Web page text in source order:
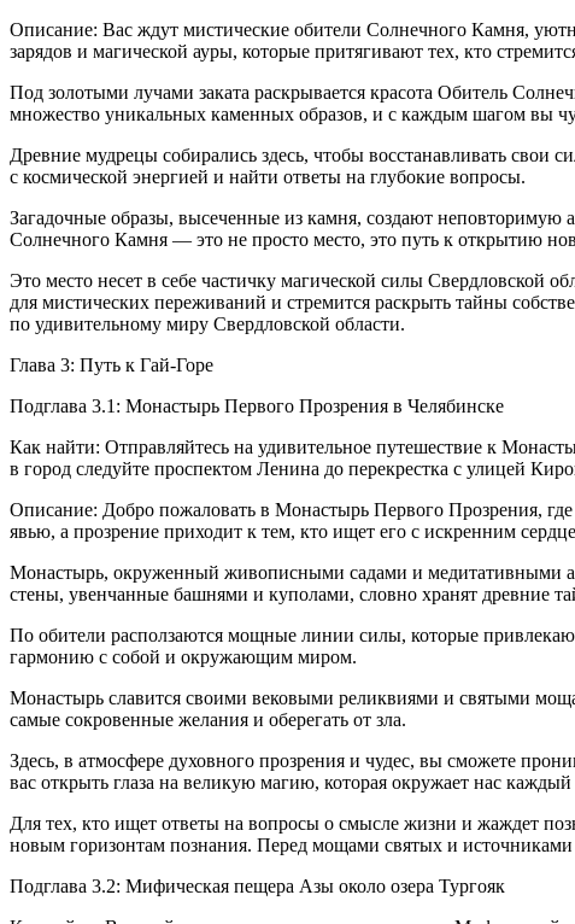
Описание: Вас ждут мистические обители Солнечного Камня,
зарядов и магической ауры, которые притягивают тех, кто
Под золотыми лучами заката раскрывается красота Обитель
множество уникальных каменных образов, и с каждым шагом вы
Древние мудрецы собирались здесь, чтобы восстанавливать
с космической энергией и найти ответы на глубокие вопросы.
Загадочные образы, высеченные из камня, создают
Солнечного Камня — это не просто место, это путь к открытию
Это место несет в себе частичку магической силы Свердловской
для мистических переживаний и стремится раскрыть тайны
по удивительному миру Свердловской области.
Глава 3: Путь к Гай-Горе
Подглава 3.1: Монастырь Первого Прозрения в Челябинске
Как найти: Отправляйтесь на удивительное путешествие к
в город следуйте проспектом Ленина до перекрестка с улицей
Описание: Добро пожаловать в Монастырь Первого Прозрения,
явью, а прозрение приходит к тем, кто ищет его с искренним
Монастырь, окруженный живописными садами и медитативными
стены, увенчанные башнями и куполами, словно хранят древние
По обители расползаются мощные линии силы, которые
гармонию с собой и окружающим миром.
Монастырь славится своими вековыми реликвиями и святыми
самые сокровенные желания и оберегать от зла.
Здесь, в атмосфере духовного прозрения и чудес, вы сможете
вас открыть глаза на великую магию, которая окружает нас каждый
Для тех, кто ищет ответы на вопросы о смысле жизни и жаждет
новым горизонтам познания. Перед мощами святых и источниками
Подглава 3.2: Мифическая пещера Азы около озера Тургояк